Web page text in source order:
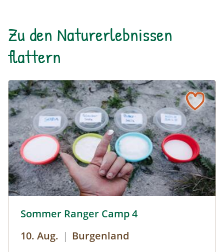
Zu den Naturerlebnissen
flattern
Sommer Ranger Camp 4
10. Aug. | Burgenland